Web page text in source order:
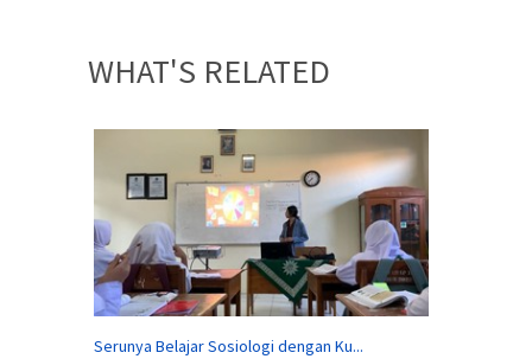
WHAT'S RELATED
Serunya Belajar Sosiologi dengan Ku...